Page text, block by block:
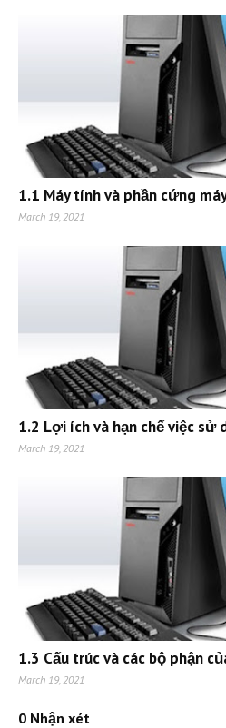
1.1 Máy tính và phần cứng
March 19, 2021
1.2 Lợi ích và hạn chế việc sử
March 19, 2021
1.3 Cấu trúc và các bộ phận
March 19, 2021
0 Nhận xét